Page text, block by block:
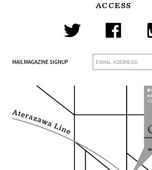
ACCESS
MAILMAGAZINE SIGNUP